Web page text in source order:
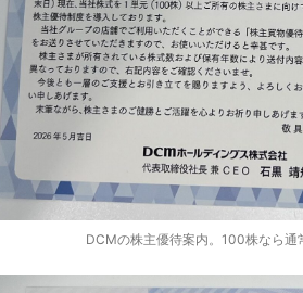
DCMの株主優待案内。100株なら